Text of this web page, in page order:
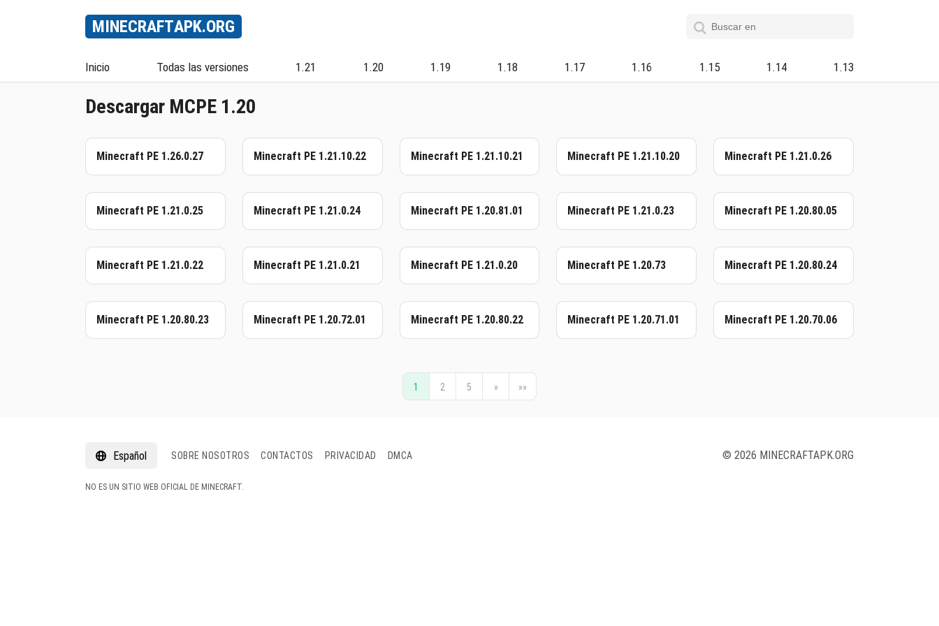
MINECRAFTAPK.ORG
Inicio Todas las versiones 1.21 1.20 1.19 1.18 1.17 1.16 1.15 1.14 1.13
Descargar MCPE 1.20
Minecraft PE 1.26.0.27 Minecraft PE 1.21.10.22 Minecraft PE 1.21.10.21 Minecraft PE 1.21.10.20 Minecraft PE 1.21.0.26
Minecraft PE 1.21.0.25 Minecraft PE 1.21.0.24 Minecraft PE 1.20.81.01 Minecraft PE 1.21.0.23 Minecraft PE 1.20.80.05
Minecraft PE 1.21.0.22 Minecraft PE 1.21.0.21 Minecraft PE 1.21.0.20 Minecraft PE 1.20.73 Minecraft PE 1.20.80.24
Minecraft PE 1.20.80.23 Minecraft PE 1.20.72.01 Minecraft PE 1.20.80.22 Minecraft PE 1.20.71.01 Minecraft PE 1.20.70.06
1 2 5 » »»
Español SOBRE NOSOTROS CONTACTOS PRIVACIDAD DMCA © 2026 MINECRAFTAPK.ORG
NO ES UN SITIO WEB OFICIAL DE MINECRAFT.